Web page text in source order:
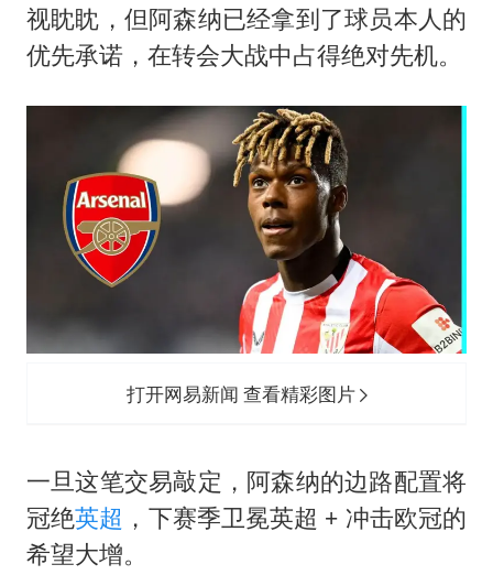
视眈眈，但阿森纳已经拿到了球员本人的
优先承诺，在转会大战中占得绝对先机。
打开网易新闻 查看精彩图片
一旦这笔交易敲定，阿森纳的边路配置将
冠绝英超 ，下赛季卫冕英超 + 冲击欧冠的
希望大增。